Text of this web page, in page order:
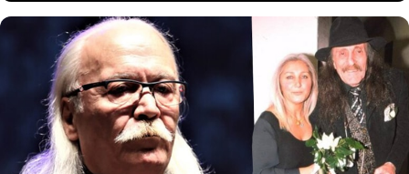
Cahit Berkay sosyal medya hesabından
yaptığı paylaşımda Cem Karaca'nın eşi
İlkim Karaca'ya ağır ithamda bulundu.